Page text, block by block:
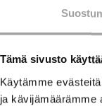
Tämä sivusto
Käytämme
ja kävijämäärämme
on tarjolla
pöllyttämään
vähän